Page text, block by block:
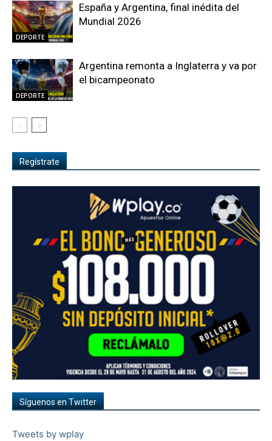
DEPORTE
España y Argentina, final inédita del
Mundial 2026
DEPORTE
Argentina remonta a Inglaterra y va por
el bicampeonato
Regístrate
Síguenos en Twitter
Tweets by wplay